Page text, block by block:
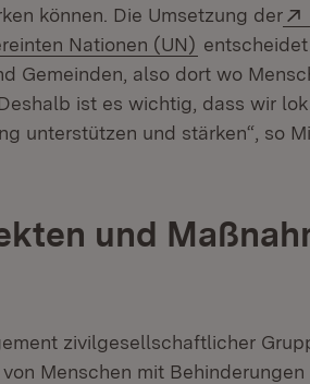
können. Die Umsetzung der
Nationen (UN) (Öffnet in
Gemeinden, also dort wo
ist es wichtig, dass wir
unterstützen und stärken“, so
und
zivilgesellschaftlicher
Menschen mit Behinderungen